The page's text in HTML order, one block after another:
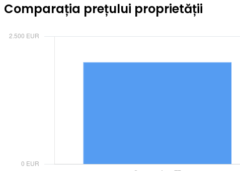
Comparația prețului proprietății